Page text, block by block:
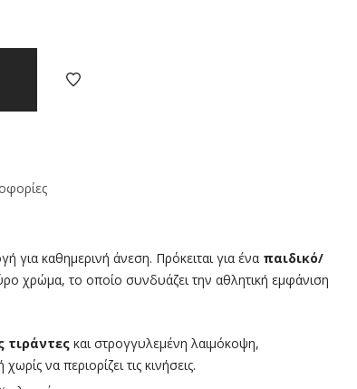
για καθημερινή άνεση. Πρόκειται για ένα παιδικό/
χρώμα, το οποίο συνδυάζει την αθλητική εμφάνιση
τιράντες και στρογγυλεμένη λαιμόκοψη,
να περιορίζει τις κινήσεις.